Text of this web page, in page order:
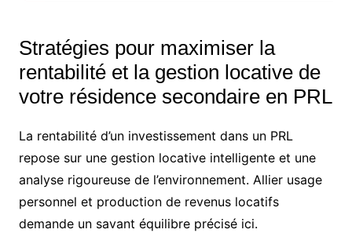
Stratégies pour maximiser la
rentabilité et la gestion locative de
votre résidence secondaire en PRL
La rentabilité d’un investissement dans un PRL
repose sur une gestion locative intelligente et une
analyse rigoureuse de l’environnement. Allier usage
personnel et production de revenus locatifs
demande un savant équilibre précisé ici.